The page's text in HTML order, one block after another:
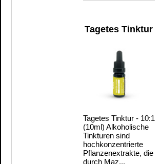
Tagetes Tinktur
Tagetes Tinktur - 10:1
(10ml) Alkoholische
Tinkturen sind
hochkonzentrierte
Pflanzenextrakte, die
durch Maz...